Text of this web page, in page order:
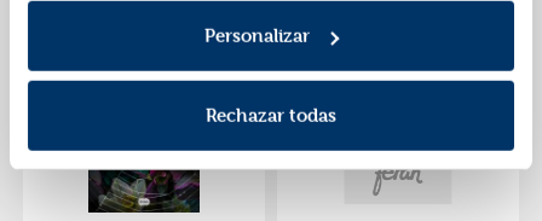
Personalizar
Rechazar todas